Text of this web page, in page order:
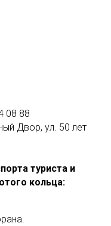
08 88
Двор, ул. 50 лет
туриста и
кольца: